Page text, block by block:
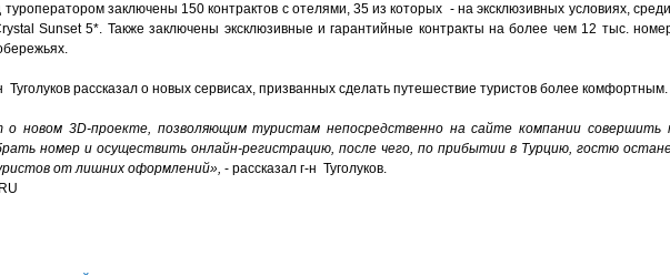
туроператором заключены 150 контрактов с отелями, 35 из которых - на эксклюзивных условиях,
Sunset 5*. Также заключены эксклюзивные и гарантийные контракты на более чем 12 тыс.
Туголуков рассказал о новых сервисах, призванных сделать путешествие туристов более комфортным.
о новом 3D-проекте, позволяющим туристам непосредственно на сайте компании совершить
номер и осуществить онлайн-регистрацию, после чего, по прибытии в Турцию, гостю
от лишних оформлений», - рассказал г-н Туголуков.